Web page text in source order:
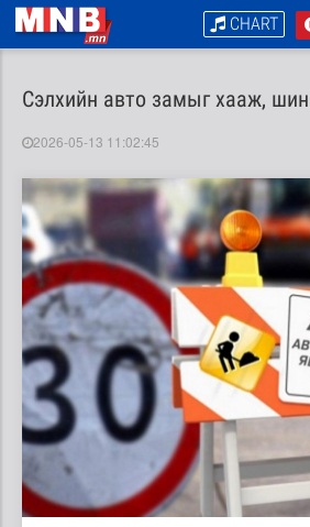
CHART
Сэлхийн авто замыг хааж,
2026-05-13 11:02:45